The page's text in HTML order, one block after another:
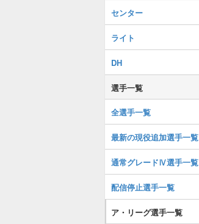
センター
ライト
DH
選手一覧
全選手一覧
最新の現役追加選手一覧
通常グレードⅣ選手一覧
配信停止選手一覧
ア・リーグ選手一覧